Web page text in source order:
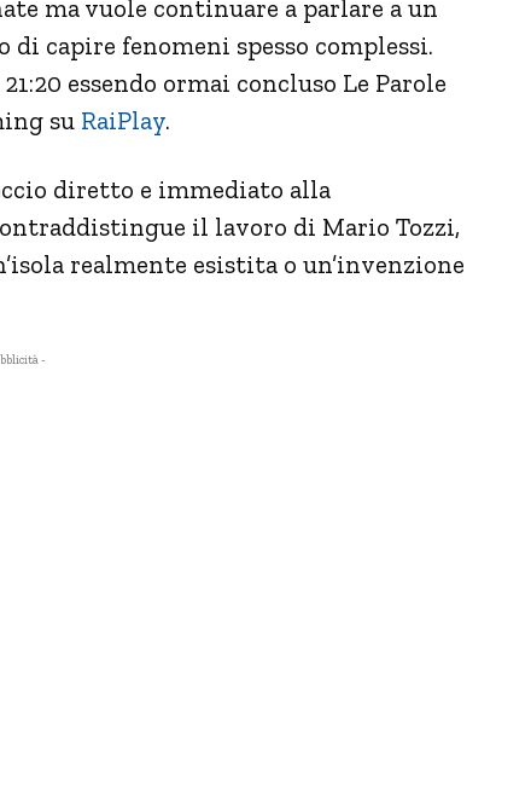
ma vuole continuare a parlare a un
capire fenomeni spesso complessi.
essendo ormai concluso Le Parole
su RaiPlay.
diretto e immediato alla
il lavoro di Mario Tozzi,
realmente esistita o un’invenzione
-